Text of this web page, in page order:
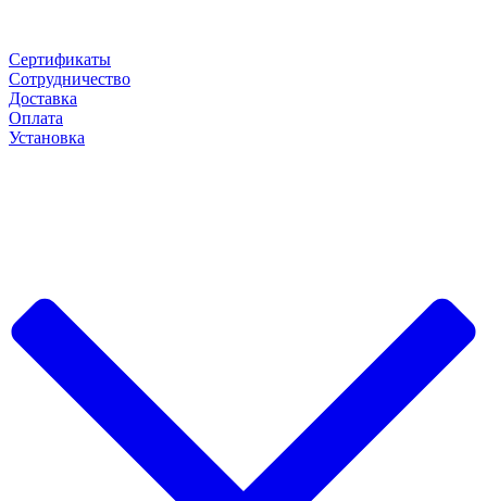
Сертификаты
Сотрудничество
Доставка
Оплата
Установка